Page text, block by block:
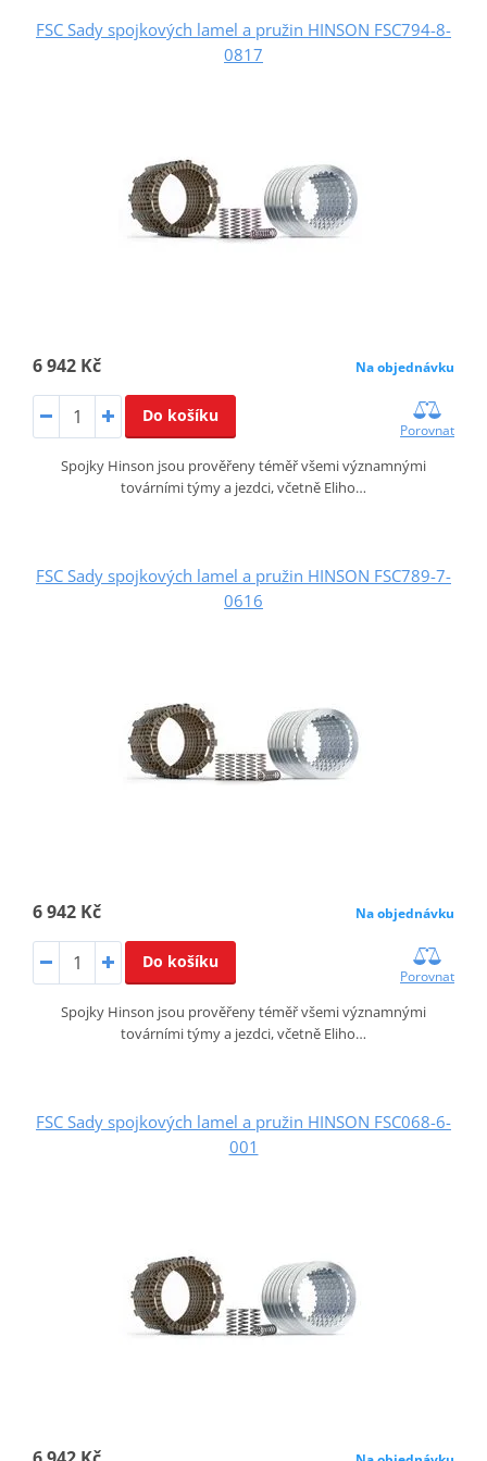
FSC Sady spojkových lamel a pružin HINSON FSC794-8-
0817
6 942 Kč Na objednávku
Do košíku
Porovnat
Spojky Hinson jsou prověřeny téměř všemi významnými
továrními týmy a jezdci, včetně Eliho…
FSC Sady spojkových lamel a pružin HINSON FSC789-7-
0616
6 942 Kč Na objednávku
Do košíku
Porovnat
Spojky Hinson jsou prověřeny téměř všemi významnými
továrními týmy a jezdci, včetně Eliho…
FSC Sady spojkových lamel a pružin HINSON FSC068-6-
001